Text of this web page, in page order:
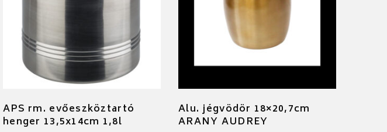
APS rm. evőeszköztartó
henger 13,5x14cm 1,8l
Alu. jégvödör 18×20,7cm
ARANY AUDREY